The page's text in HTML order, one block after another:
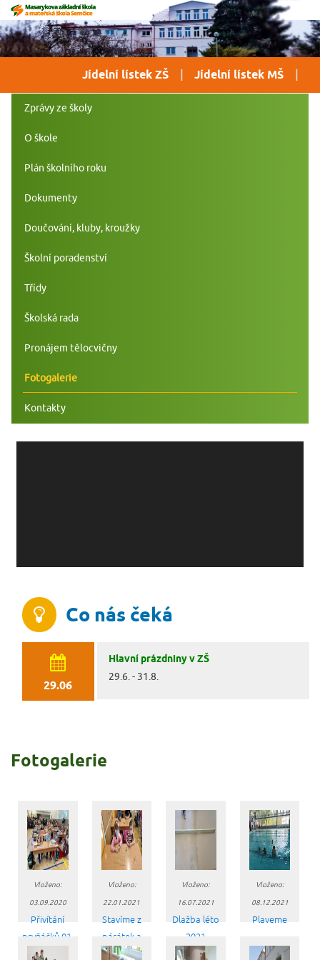
Jídelní lístek MŠ
Jídelní lístek ZŠ
Zprávy ze školy
O škole
Plán školního roku
Dokumenty
Doučování, kluby, kroužky
Školní poradenství
Třídy
Školská rada
Pronájem tělocvičny
Fotogalerie
Kontakty
Co nás čeká
29.06
Hlavní prázdniny v ZŠ
29.6. - 31.8.
Fotogalerie
Vloženo:
03.09.2020
Přivítání
prvňáčků 01.
09. 2020
Vloženo:
22.01.2021
Stavíme z
párátek a
hrášku 22.
Vloženo:
16.07.2021
Dlažba léto
2021
Vloženo:
08.12.2021
Plaveme